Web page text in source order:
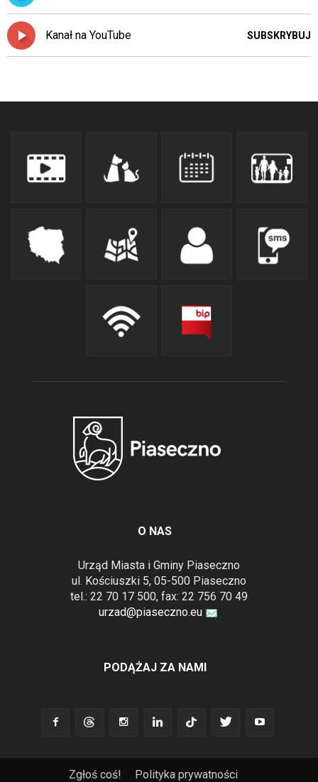
Kanał na YouTube SUBSKRYBUJ
O NAS
Urząd Miasta i Gminy Piaseczno
ul. Kościuszki 5, 05-500 Piaseczno
tel.: 22 70 17 500, fax: 22 756 70 49
urzad@piaseczno.eu
PODĄŻAJ ZA NAMI
Zgłoś coś! Polityka prywatności